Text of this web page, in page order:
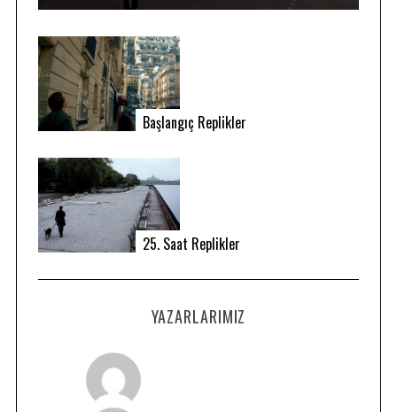
Başlangıç Replikler
25. Saat Replikler
YAZARLARIMIZ
S
a